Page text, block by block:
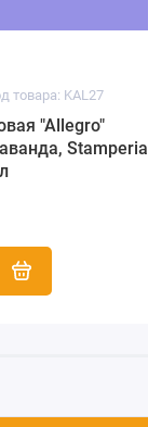
товара: KAL27
"Allegro"
Stamperia